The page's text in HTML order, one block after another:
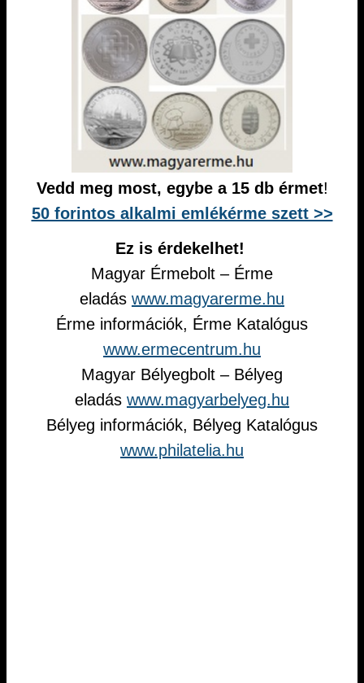
Vedd meg most, egybe a 15 db érmet!
50 forintos alkalmi emlékérme szett >>
Ez is érdekelhet!
Magyar Érmebolt – Érme
eladás www.magyarerme.hu
Érme információk, Érme Katalógus
www.ermecentrum.hu
Magyar Bélyegbolt – Bélyeg
eladás www.magyarbelyeg.hu
Bélyeg információk, Bélyeg Katalógus
www.philatelia.hu